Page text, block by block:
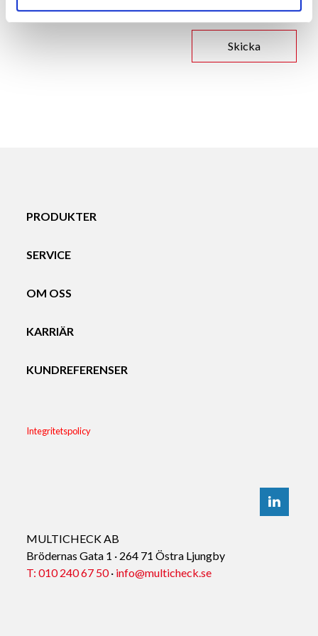
PRODUKTER
SERVICE
OM OSS
KARRIÄR
KUNDREFERENSER
Integritetspolicy
MULTICHECK AB
Brödernas Gata 1 · 264 71 Östra Ljungby
T: 010 240 67 50· info@multicheck.se